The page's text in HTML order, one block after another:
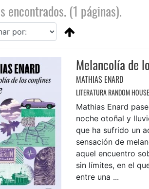
encontrados. (1 páginas).
Melancolía de
MATHIAS ENARD
LITERATURA RANDOM
Mathias Enard
noche otoñal y
que ha sufrido un
sensación de
aquel encuentro
sin límites, en el
entre una ...